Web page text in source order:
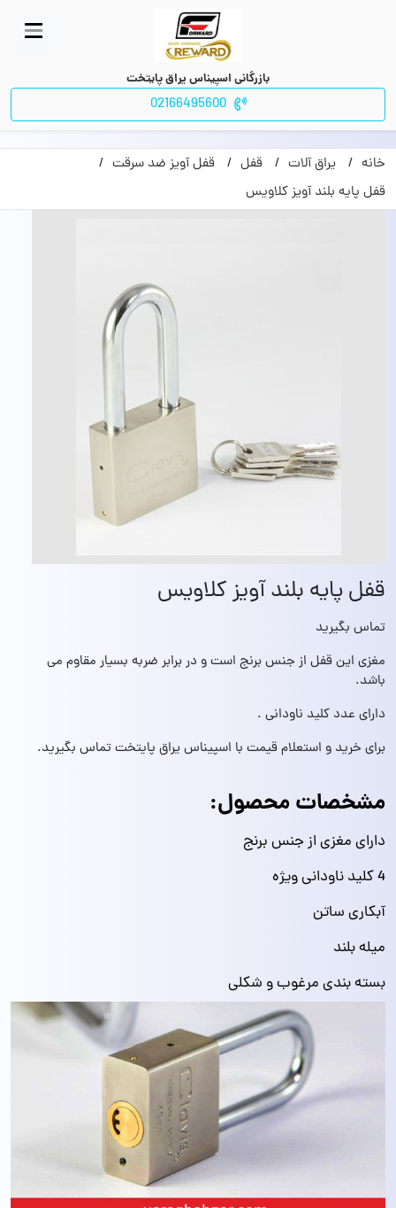
بازرگانی اسپیناس یراق پایتخت
02166495600
خانه یراق آلات قفل
قفل آویز ضد سرقت
قفل پایه بلند آویز کلاویس
قفل پایه بلند آویز کلاویس
تماس بگیرید
مغزی این قفل از جنس برنج است و در برابر ضربه بسیار مقاوم می
باشد.
دارای عدد کلید ناودانی .
برای خرید و استعلام قیمت با اسپیناس یراق پایتخت تماس بگیرید.
مشخصات محصول:
دارای مغزی از جنس برنج
4 کلید ناودانی ویژه
آبکاری ساتن
میله بلند
بسته بندی مرغوب و شکلی